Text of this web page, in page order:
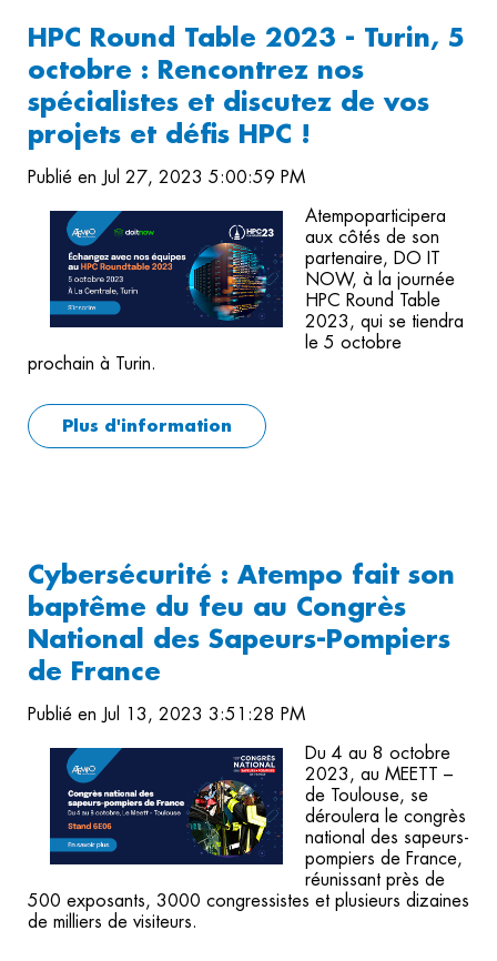
HPC Round Table 2023 - Turin, 5
octobre : Rencontrez nos
spécialistes et discutez de vos
projets et défis HPC !
Publié en Jul 27, 2023 5:00:59 PM
Atempoparticipera
aux côtés de son
partenaire, DO IT
NOW, à la journée
HPC Round Table
2023, qui se tiendra
le 5 octobre
prochain à Turin.
Plus d'information
Cybersécurité : Atempo fait son
baptême du feu au Congrès
National des Sapeurs-Pompiers
de France
Publié en Jul 13, 2023 3:51:28 PM
Du 4 au 8 octobre
2023, au MEETT –
de Toulouse, se
déroulera le congrès
national des sapeurs-
pompiers de France,
réunissant près de
500 exposants, 3000 congressistes et plusieurs dizaines
de milliers de visiteurs.